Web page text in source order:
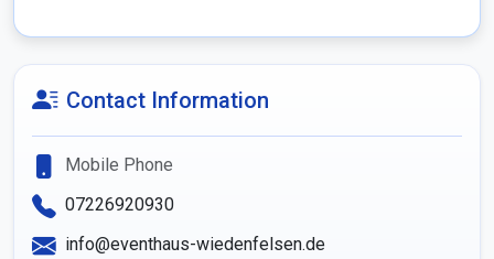
Contact Information
Mobile Phone
07226920930
info@eventhaus-wiedenfelsen.de